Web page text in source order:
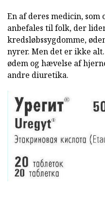
En af deres medicin,
anbefales til folk, der
kredsløbssygdomme,
nyrer. Men det er ikke
ødem og hævelse af
andre diuretika.